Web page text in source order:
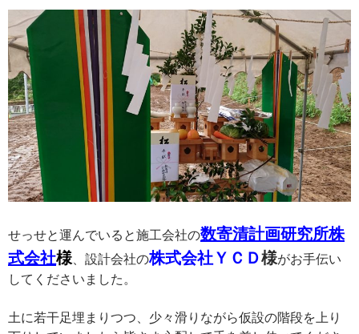
せっせと運んでいると施工会社の数寄清計画研究所株
式会社様 、設計会社の株式会社ＹＣＤ様がお手伝い
してくださいました。
土に若干足埋まりつつ、少々滑りながら仮設の階段を上り